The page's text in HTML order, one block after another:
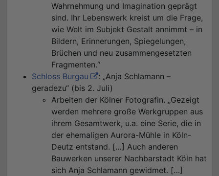
Wahrnehmung und Imagination geprägt
sind. Ihr Lebenswerk kreist um die Frage,
wie Welt im Subjekt Gestalt annimmt – in
Bildern, Erinnerungen, Spiegelungen,
Brüchen und neu zusammengesetzten
Fragmenten.“
Schloss Burgau
: „Anja Schlamann –
geradezu“ (bis 2. Juli)
Arbeiten der Kölner Fotografin. „Gezeigt
werden mehrere große Werkgruppen aus
ihrem Gesamtwerk, u.a. eine Serie, die in
der ehemaligen Aurora-Mühle in Köln-
Deutz entstand. […] Auch anderen
Bauwerken unserer Nachbarstadt Köln hat
sich Anja Schlamann gewidmet. […]